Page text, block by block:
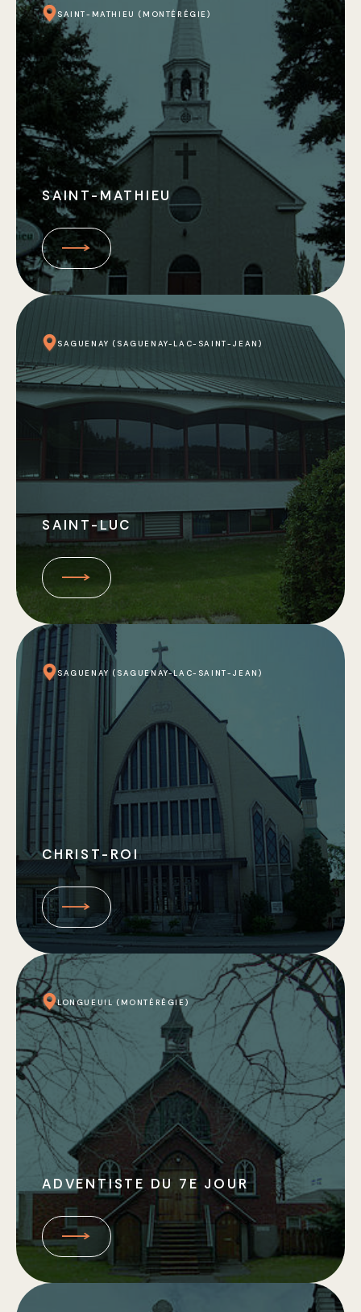
SAINT-MATHIEU (MONTÉRÉGIE)
SAINT-MATHIEU
SAGUENAY (SAGUENAY-LAC-SAINT-JEAN)
SAINT-LUC
SAGUENAY (SAGUENAY-LAC-SAINT-JEAN)
CHRIST-ROI
LONGUEUIL (MONTÉRÉGIE)
ADVENTISTE DU 7E JOUR